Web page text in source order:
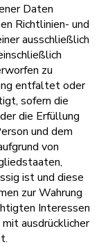
Daten
Richtlinien- und
ausschließlich
zu
entfaltet oder
sofern die
die Erfüllung
und dem
von
ist und diese
zur Wahrung
Interessen
ausdrücklicher